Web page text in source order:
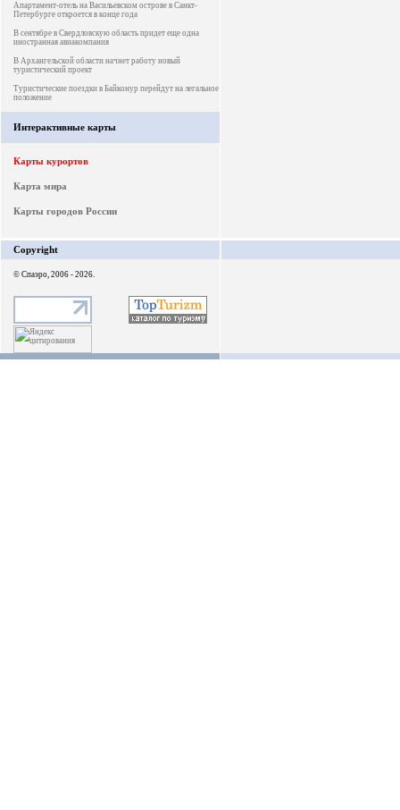
Апартамент-отель на Васильевском острове в Санкт-
Петербурге откроется в конце года
В сентябре в Свердловскую область придет еще одна
иностранная авиакомпания
В Архангельской области начнет работу новый
туристический проект
Туристические поездки в Байконур перейдут на легальное
положение
Интерактивные карты
Карты курортов
Карта мира
Карты городов России
Copyright
© Спаэро, 2006 - 2026.